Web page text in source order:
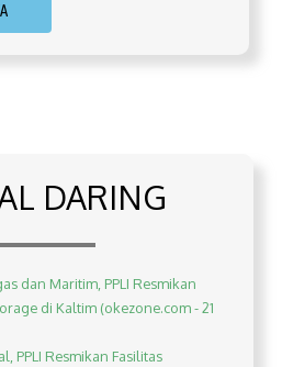
DARING
dan Maritim, PPLI Resmikan
di Kaltim (okezone.com - 21
PPLI Resmikan Fasilitas